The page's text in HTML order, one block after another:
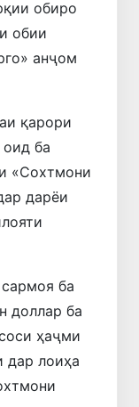
обиро
обии
анҷом
қарори
ба
«Сохтмони
дарёи
ба
доллар ба
ҳаҷми
дар лоиҳа